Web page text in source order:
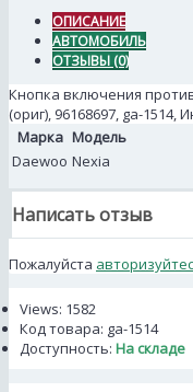
ОПИСАНИЕ
АВТОМОБИЛЬ
ОТЗЫВЫ (0)
Кнопка включения
(ориг), 96168697, ga-1514,
Марка Модель
Daewoo Nexia
Написать отзыв
Пожалуйста
Views: 1582
Код товара: ga-1514
Доступность: На складе